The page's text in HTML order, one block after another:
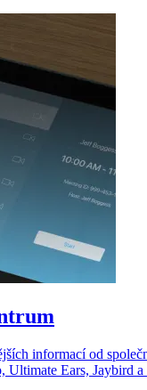
informací od
Ultimate Ears, Jaybird a